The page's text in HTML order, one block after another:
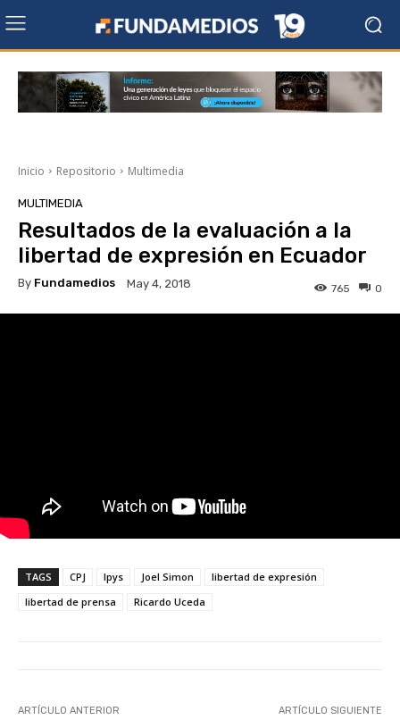
Inicio Repositorio Multimedia
MULTIMEDIA
Resultados de la evaluación a la
libertad de expresión en Ecuador
By Fundamedios May 4, 2018 0
765
TAGS CPJ Ipys Joel Simon
libertad de expresión
libertad de prensa
Ricardo Uceda
ARTÍCULO ANTERIOR ARTÍCULO SIGUIENTE